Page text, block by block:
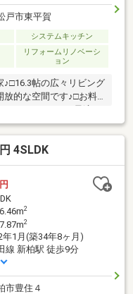
戸市東平賀
システムキッチン
リフォームリノベーシ
ョン
♪□16.3帖の広々リビング
放的な空間です♪□お料
う、子育て世帯にも便
環境】○小金小学校：徒
レースこども園：徒歩
ーマート松戸小金店：
10分
4SLDK
2
2
年1月(築34年8ヶ月)
線 新柏駅 徒歩9分
市豊住４